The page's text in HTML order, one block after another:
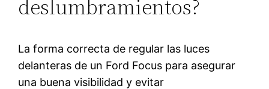
deslumbramientos?
La forma correcta de regular las luces
delanteras de un Ford Focus para asegurar
una buena visibilidad y evitar